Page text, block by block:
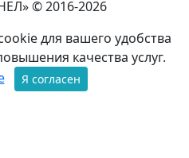
© 2016-2026
для вашего удобства
качества услуг.
Я согласен